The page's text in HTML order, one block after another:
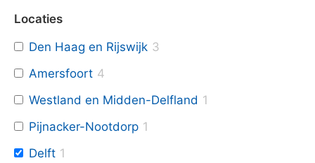
Locaties
Den Haag en Rijswijk 3
Amersfoort 4
Westland en Midden-Delfland 1
Pijnacker-Nootdorp 1
Delft 1